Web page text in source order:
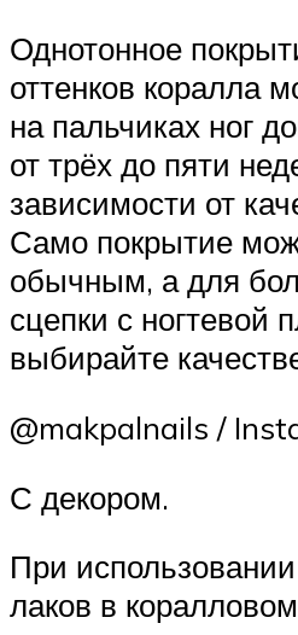
Однотонное
оттенков коралла
на пальчиках ног
от трёх до пяти
зависимости от
Само покрытие
обычным, а для
сцепки с ногтевой
выбирайте
@makpalnails /
С декором.
При
лаков в